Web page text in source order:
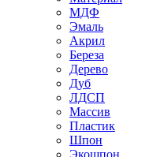
МДФ
Эмаль
Акрил
Береза
Дерево
Дуб
ЛДСП
Массив
Пластик
Шпон
Экошпон